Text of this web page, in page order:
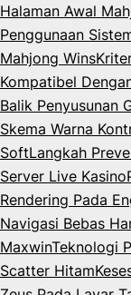
Halaman Awal
Penggunaan
Mahjong Wins
Kompatibel
Balik Penyusunan
Skema Warna
SoftLangkah
Server Live Kasino
Rendering Pada
Navigasi Bebas
MaxwinTeknologi
Scatter Hitam